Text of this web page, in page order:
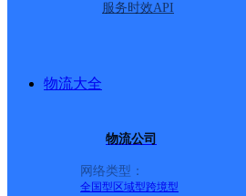
服务时效API
物流大全
物流公司
网络类型：
全国型 区域型跨境型
派送范围: 无
信阳镇政府
无棣县经济
无棣县水湾